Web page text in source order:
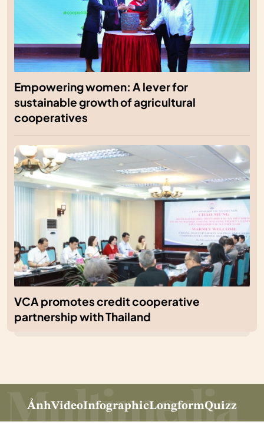
Empowering women: A lever for
sustainable growth of agricultural
cooperatives
VCA promotes credit cooperative
partnership with Thailand
ẢnhVideoInfographicLongformQuizz